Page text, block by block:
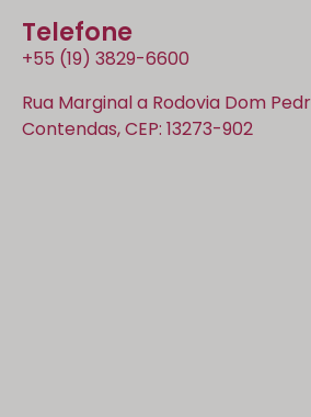
Telefone
+55 (19) 3829-6600
Rua Marginal a Rodovia Dom
Contendas, CEP: 13273-902